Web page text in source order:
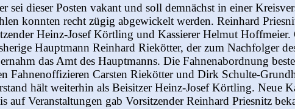
sei dieser Posten vakant und soll demnächst in einer
konnten recht zügig abgewickelt werden. Reinhard
Heinz-Josef Körtling und Kassierer Helmut
Hauptmann Reinhard Riekötter, der zum Nachfolger
das Amt des Hauptmanns. Die Fahnenabordnung
Fahnenoffizieren Carsten Riekötter und Dirk Schulte-
hält weiterhin als Beisitzer Heinz-Josef Körtling. Neue
auf Veranstaltungen gab Vorsitzender Reinhard Priesnitz